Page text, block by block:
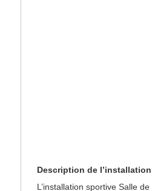
Description de
L’installation sportive Salle